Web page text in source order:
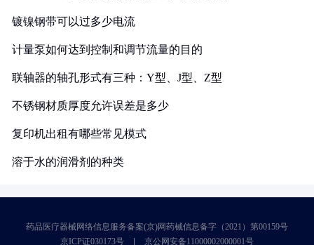
镀镍钢带可以过多少电流
计量泵如何达到控制和调节流量的目的
联轴器的轴孔形式有三种：Y型、J型、Z型
不锈钢材质厚度允许误差是多少
复印机出租有哪些常见模式
溶于水的润滑剂的种类
药品医疗器械网络信息服务备案(京)网药械信息备字（2021）第00159号
京ICP证030173号
京公网安备11000002000001号